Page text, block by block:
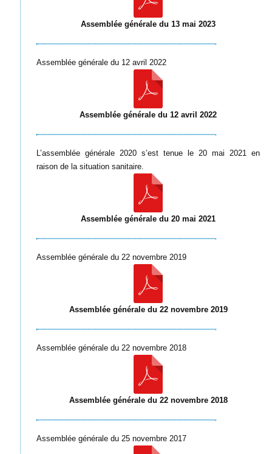
Assemblée générale du 13 mai 2023
Assemblée générale du 12 avril 2022
Assemblée générale du 12 avril 2022
L’assemblée générale 2020 s’est tenue le 20 mai 2021 en
raison de la situation sanitaire.
Assemblée générale du 20 mai 2021
Assemblée générale du 22 novembre 2019
Assemblée générale du 22 novembre 2019
Assemblée générale du 22 novembre 2018
Assemblée générale du 22 novembre 2018
Assemblée générale du 25 novembre 2017